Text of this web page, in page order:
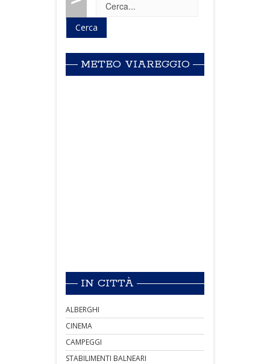
METEO VIAREGGIO
IN CITTÀ
ALBERGHI
CINEMA
CAMPEGGI
STABILIMENTI BALNEARI